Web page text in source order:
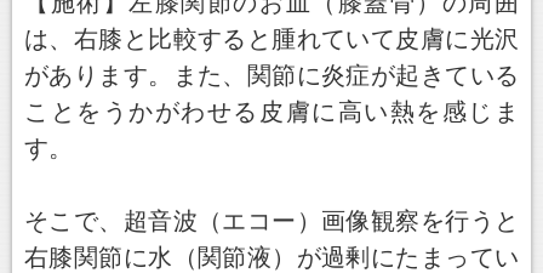
は、右膝と比較すると腫れていて皮膚に光沢
があります。また、関節に炎症が起きている
ことをうかがわせる皮膚に高い熱を感じま
す。
そこで、超音波（エコー）画像観察を行うと
右膝関節に水（関節液）が過剰にたまってい